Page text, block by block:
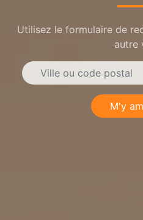
Utilisez le formulaire de
autre
M'y